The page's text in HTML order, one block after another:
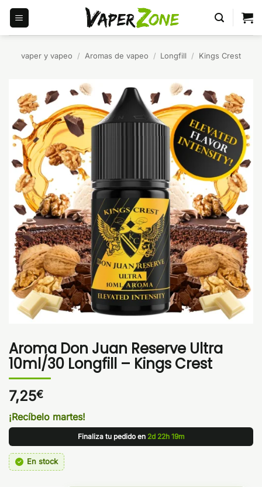
Saltar
contenido
vaper y vapeo / Aromas de vapeo / Longfill / Kings Crest
Aroma Don Juan Reserve Ultra
10ml/30 Longfill – Kings Crest
7,25€
¡Recíbelo martes!
Finaliza tu pedido en 2d 22h 19m
En stock